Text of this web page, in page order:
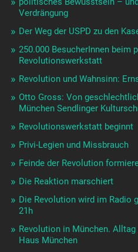
Verdrängung
Der Weg der USPD zu den
250.000 BesucherInnen beim
Revolutionswerkstatt
Revolution und Wahnsinn:
Otto Gross: Von
München Sendlinger
Revolutionswerkstatt beginnt
Privi-Legien und Missbrauch
Feinde der Revolution
Die Reaktion marschiert
Die Revolution wird im Radio
21h
Revolution in München. Alltag
Haus München